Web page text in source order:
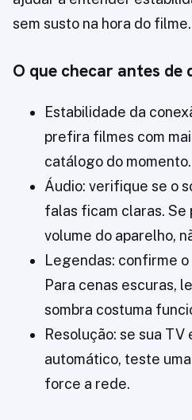
sem susto na hora do filme.
O que checar antes de
Estabilidade da
prefira filmes com
catálogo do momento.
Áudio: verifique se o
falas ficam claras. Se
volume do aparelho,
Legendas: confirme
Para cenas escuras,
sombra costuma
Resolução: se sua
automático, teste
force a rede.